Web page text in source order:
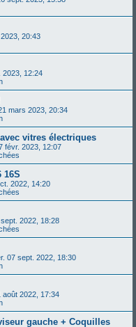
20:43
2023, 12:24
mars 2023, 20:34
vitres électriques
févr. 2023, 12:07
16S
2022, 14:20
2022, 18:28
07 sept. 2022, 18:30
août 2022, 17:34
gauche + Coquilles